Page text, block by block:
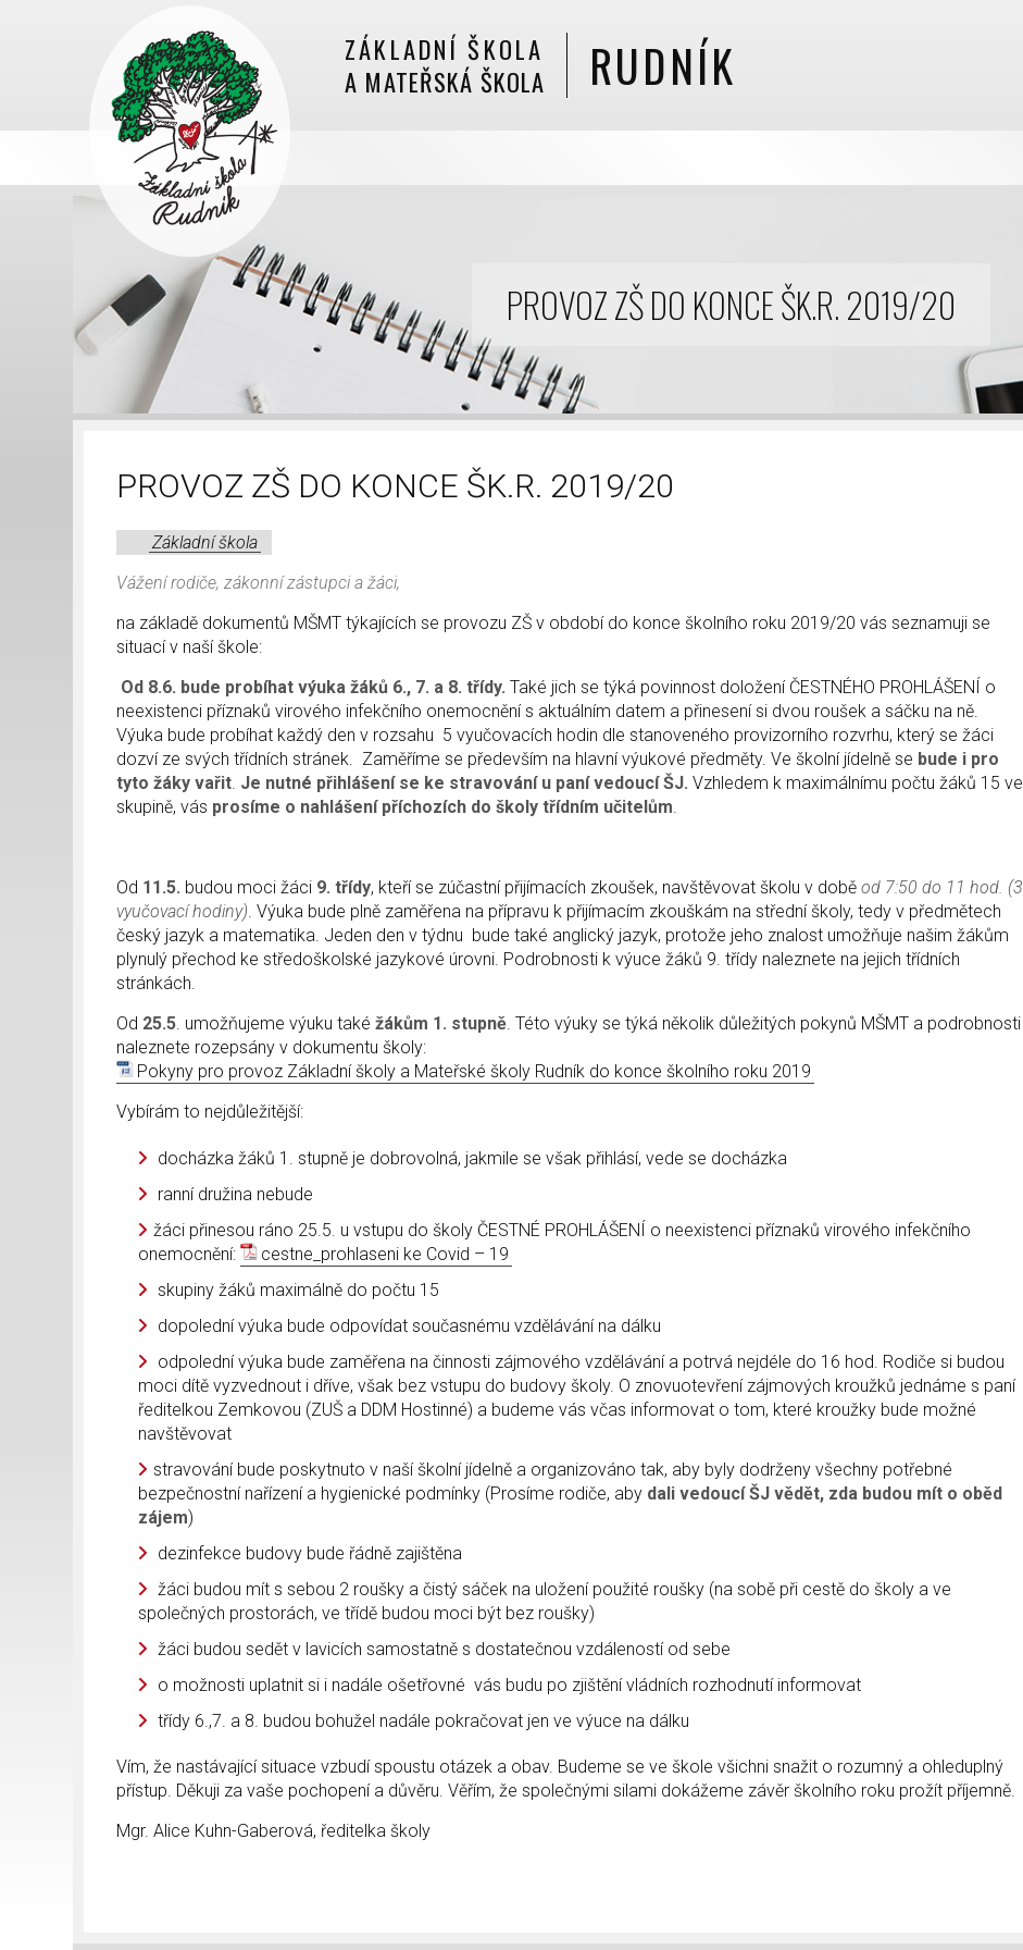
ZÁKLADNÍ ŠKOLA
A MATEŘSKÁ ŠKOLA
RUDNÍK
PROVOZ ZŠ DO KONCE ŠK.R. 2019/20
PROVOZ ZŠ DO KONCE ŠK.R. 2019/20
Základní škola
Vážení rodiče, zákonní zástupci a žáci,
na základě dokumentů MŠMT týkajících se provozu ZŠ v období do konce školního roku 2019/20 vás seznamuji se
situací v naší škole:
Od 8.6. bude probíhat výuka žáků 6., 7. a 8. třídy.Také jich se týká povinnost doložení ČESTNÉHO PROHLÁŠENÍ o
neexistenci příznaků virového infekčního onemocnění s aktuálním datem a přinesení si dvou roušek a sáčku na ně.
Výuka bude probíhat každý den v rozsahu 5 vyučovacích hodin dle stanoveného provizorního rozvrhu, který se žáci
dozví ze svých třídních stránek. Zaměříme se především na hlavní výukové předměty. Ve školní jídelně se bude i pro
tyto žáky vařit. Je nutné přihlášení se ke stravování u paní vedoucí ŠJ.Vzhledem k maximálnímu počtu žáků 15 ve
skupině, vás prosíme o nahlášení příchozích do školy třídním učitelům.
Od 11.5. budou moci žáci 9. třídy, kteří se zúčastní přijímacích zkoušek, navštěvovat školu v doběod 7:50 do 11 hod. (3
vyučovací hodiny). Výuka bude plně zaměřena na přípravu k přijímacím zkouškám na střední školy, tedy v předmětech
český jazyk a matematika. Jeden den v týdnu bude také anglický jazyk, protože jeho znalost umožňuje našim žákům
plynulý přechod ke středoškolské jazykové úrovni. Podrobnosti k výuce žáků 9. třídy naleznete na jejich třídních
stránkách.
Od 25.5. umožňujeme výuku takéžákům 1. stupně. Této výuky se týká několik důležitých pokynů MŠMT a podrobnosti
naleznete rozepsány v dokumentu školy:
Pokyny pro provoz Základní školy a Mateřské školy Rudník do konce školního roku 2019
Vybírám to nejdůležitější:
docházka žáků 1. stupně je dobrovolná, jakmile se však přihlásí, vede se docházka
ranní družina nebude
žáci přinesou ráno 25.5. u vstupu do školy ČESTNÉ PROHLÁŠENÍ o neexistenci příznaků virového infekčního
onemocnění:
cestne_prohlaseni ke Covid – 19
skupiny žáků maximálně do počtu 15
dopolední výuka bude odpovídat současnému vzdělávání na dálku
odpolední výuka bude zaměřena na činnosti zájmového vzdělávání a potrvá nejdéle do 16 hod. Rodiče si budou
moci dítě vyzvednout i dříve, však bez vstupu do budovy školy. O znovuotevření zájmových kroužků jednáme s paní
ředitelkou Zemkovou (ZUŠ a DDM Hostinné) a budeme vás včas informovat o tom, které kroužky bude možné
navštěvovat
stravování bude poskytnuto v naší školní jídelně a organizováno tak, aby byly dodrženy všechny potřebné
bezpečnostní nařízení a hygienické podmínky (Prosíme rodiče, aby dali vedoucí ŠJ vědět, zda budou mít o oběd
zájem)
dezinfekce budovy bude řádně zajištěna
žáci budou mít s sebou 2 roušky a čistý sáček na uložení použité roušky (na sobě při cestě do školy a ve
společných prostorách, ve třídě budou moci být bez roušky)
žáci budou sedět v lavicích samostatně s dostatečnou vzdáleností od sebe
o možnosti uplatnit si i nadále ošetřovné vás budu po zjištění vládních rozhodnutí informovat
třídy 6.,7. a 8. budou bohužel nadále pokračovat jen ve výuce na dálku
Vím, že nastávající situace vzbudí spoustu otázek a obav. Budeme se ve škole všichni snažit o rozumný a ohleduplný
přístup. Děkuji za vaše pochopení a důvěru. Věřím, že společnými silami dokážeme závěr školního roku prožít příjemně.
Mgr. Alice Kuhn-Gaberová, ředitelka školy